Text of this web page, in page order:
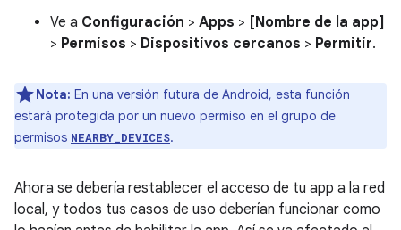
Ve a Configuración > Apps > [Nombre de la app]
> Permisos > Dispositivos cercanos > Permitir.
Nota: En una versión futura de Android, esta función
estará protegida por un nuevo permiso en el grupo de
permisos NEARBY_DEVICES.
Ahora se debería restablecer el acceso de tu app a la red
local, y todos tus casos de uso deberían funcionar como